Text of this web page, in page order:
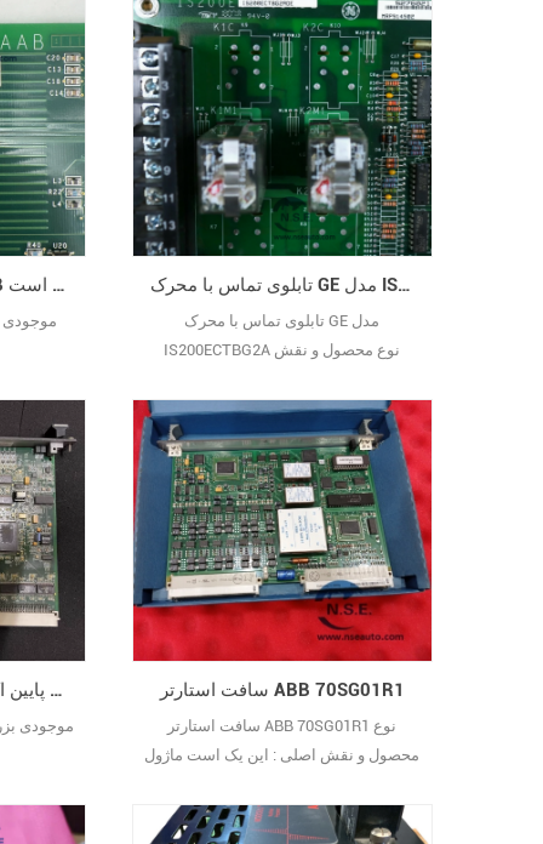
20 GE IS200EISBH1AAB حتی برخی از اقلام برای فروش را قطع کرده است تابلوی تماس با محرک GE مدل IS200ECTBG2A
تابلوی تماس با محرک GE مدل
IS200ECTBG2A نوع محصول و نقش
برای سیستم کنترل توربین Mark VI شرکت
GE، یک واحد رابط کلیدی که کنترل‌کننده
سیستم را به دستگاه‌های میدانی متصل
می‌کند. عملکرد اصلی آن مدیریت
سیگنال‌های ورودی/خروجی دیجیتال،
پردازش بازخورد از حسگرها/محرک‌ها و
انتقال دستورات کنترلی است که تعامل
سیگنال قابل اعتم29
GE IS200EMIOH1A قیمت سنگ پایین اکنون سافت استارتر ABB 70SG01R1
سافت استارتر ABB 70SG01R1 نوع
محصول و نقش اصلی : این یک است ماژول
OCS شرکت ABB، یک واحد کلیدی برای